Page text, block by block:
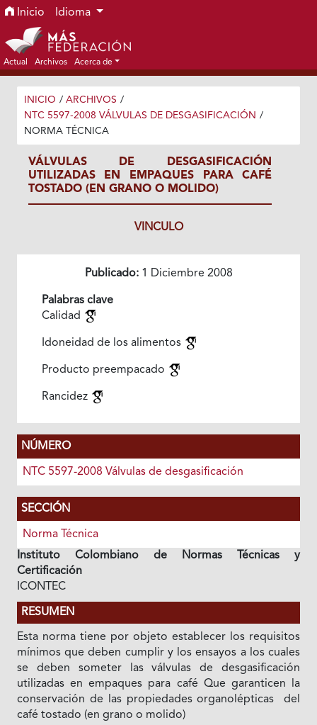
Ir al menú de navegación principal
Ir al contenido principal
Ir al pie de página del sitio
Inicio Idioma
Actual Archivos Acerca de
INICIO / ARCHIVOS /
NTC 5597-2008 VÁLVULAS DE DESGASIFICACIÓN /
NORMA TÉCNICA
VÁLVULAS DE DESGASIFICACIÓN
UTILIZADAS EN EMPAQUES PARA CAFÉ
TOSTADO (EN GRANO O MOLIDO)
VINCULO
Publicado:1 Diciembre 2008
Palabras clave
Calidad
Idoneidad de los alimentos
Producto preempacado
Rancidez
NÚMERO
NTC 5597-2008 Válvulas de desgasificación
SECCIÓN
Norma Técnica
Instituto Colombiano de Normas Técnicas y
Certificación
ICONTEC
RESUMEN
Esta norma tiene por objeto establecer los requisitos
mínimos que deben cumplir y los ensayos a los cuales
se deben someter las válvulas de desgasificación
utilizadas en empaques para café Que garanticen la
conservación de las propiedades organolépticas del
café tostado (en grano o molido)